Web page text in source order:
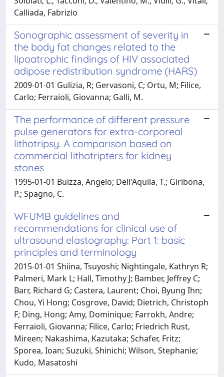
Calliada, Fabrizio
Sonographic assessment of severity in
the body fat changes related to the
lipoatrophic findings of HIV associated
adipose redistribution syndrome (HARS)
2009-01-01 Gulizia, R; Gervasoni, C; Ortu, M; Filice,
Carlo; Ferraioli, Giovanna; Galli, M.
The performance of different pressure
pulse generators for extra-corporeal
lithotripsy. A comparison based on
commercial lithotripters for kidney
stones
1995-01-01 Buizza, Angelo; Dell'Aquila, T.; Giribona,
P.; Spagno, C.
WFUMB guidelines and
recommendations for clinical use of
ultrasound elastography: Part 1: basic
principles and terminology
2015-01-01 Shiina, Tsuyoshi; Nightingale, Kathryn R;
Palmeri, Mark L; Hall, Timothy J; Bamber, Jeffrey C;
Barr, Richard G; Castera, Laurent; Choi, Byung Ihn;
Chou, Yi Hong; Cosgrove, David; Dietrich, Christoph
F; Ding, Hong; Amy, Dominique; Farrokh, Andre;
Ferraioli, Giovanna; Filice, Carlo; Friedrich Rust,
Mireen; Nakashima, Kazutaka; Schafer, Fritz;
Sporea, Ioan; Suzuki, Shinichi; Wilson, Stephanie;
Kudo, Masatoshi